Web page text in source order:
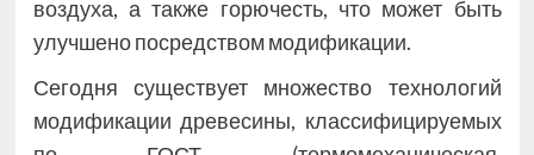
воздуха, а также горючесть, что может быть
улучшено посредством модификации.
Сегодня существует множество технологий
модификации древесины, классифицируемых